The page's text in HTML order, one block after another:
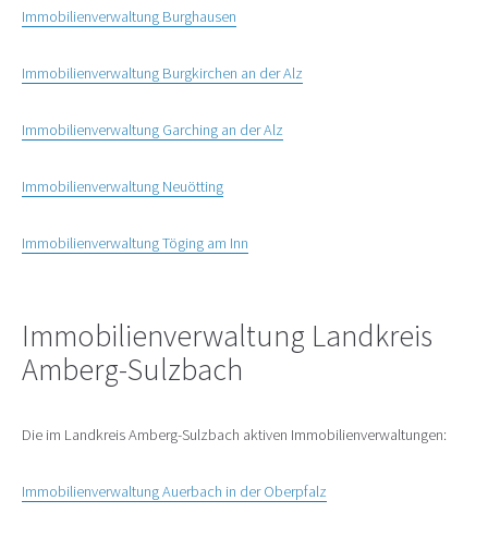
Immobilienverwaltung Burghausen
Immobilienverwaltung Burgkirchen an der Alz
Immobilienverwaltung Garching an der Alz
Immobilienverwaltung Neuötting
Immobilienverwaltung Töging am Inn
Immobilienverwaltung Landkreis
Amberg-Sulzbach
Die im Landkreis Amberg-Sulzbach aktiven Immobilienverwaltungen:
Immobilienverwaltung Auerbach in der Oberpfalz